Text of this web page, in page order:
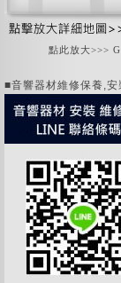
點此放大>>>
■音響器材維修保養,安